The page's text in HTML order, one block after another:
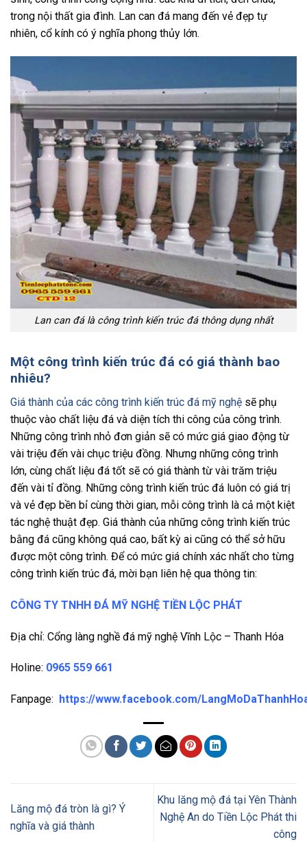
trong nội thất gia đình. Lan can đá mang đến vẻ đẹp tự
nhiên, cổ kính có ý nghĩa phong thủy lớn.
Lan can đá là công trình kiến trúc đá thông dụng nhất
Một công trình kiến trúc đá có giá thành bao
nhiêu?
Giá thành của các công trình kiến trúc đá mỹ nghệ sẽ phụ
thuộc vào chất liệu đá và diện tích thi công của công trình.
Những công trình nhỏ đơn giản sẽ có mức giá giao động từ
vài triệu đến vài chục triệu đồng. Nhưng những công trình
lớn, cùng chất liệu đá tốt sẽ có giá thành từ vài trăm triệu
đến vài tỉ đồng. Những công trình kiến trúc đá luôn có giá trị
và vẻ đẹp bền bỉ cùng thời gian, mỗi công trình là cả một kiệt
tác nghệ thuật đẹp. Giá thành của những công trình kiến trúc
bằng đá cũng không quá cao, bất kỳ ai cũng có thể sở hữu
được một công trình. Để có mức giá chính xác nhất cho từng
công trình kiến trúc đá, mời bạn liên hệ qua thông tin:
CÔNG TY TNHH ĐÁ MỸ NGHỆ TIỀN LỘC PHÁT
Địa chỉ: Cổng làng nghề đá mỹ nghệ Vĩnh Lộc – Thanh Hóa
Holine: 0965 559 661
Fanpage: https://www.facebook.com/
Lăng mộ đá tròn là gì? Ý
nghĩa và giá thành
Khu lăng mộ đá tại Yên Thành
Nghệ An do Tiền Lộc Phát thi
công